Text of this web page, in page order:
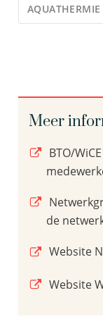
AQUATHERMIE
Meer
BTO/
de
Website
Website